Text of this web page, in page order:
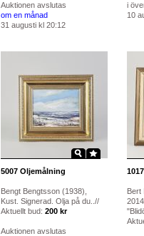
Auktionen avslutas
om en månad
31 augusti kl 20:12
i
10
5007 Oljemålning
Bengt Bengtsson (1938),
Kust. Signerad. Olja på du..//
Aktuellt bud: 200 kr
Auktionen avslutas
1017
Bert